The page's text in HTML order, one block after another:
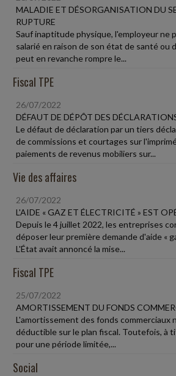
MALADIE ET DÉSORGANISATION DU
RUPTURE
Sauf inaptitude physique, l'employeur ne
salarié en raison de son état de santé ou
peut en revanche rompre le...
Fiscal TPE
26/07/2022
DÉFAUT DE DÉPÔT DES
Le défaut de déclaration par un tiers
de commissions et courtages sur
paiements de revenus mobiliers sur...
Vie des affaires
26/07/2022
L'AIDE « GAZ ET ÉLECTRICITÉ » EST
Depuis le 4 juillet 2022, les entreprises
déposer leur première demande d'aide «
L'État avait annoncé la mise...
Fiscal TPE
25/07/2022
AMORTISSEMENT DU FONDS
L'amortissement des fonds commerciaux
déductible sur le plan fiscal. Toutefois, à
pour une période limitée,...
Social